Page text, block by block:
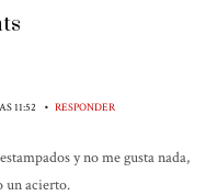
11:52 • RESPONDER
y no me gusta nada,
un acierto.